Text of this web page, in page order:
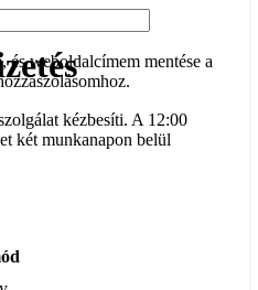
és weboldalcímem mentése a
kézbesíti. A 12:00
két munkanapon belül